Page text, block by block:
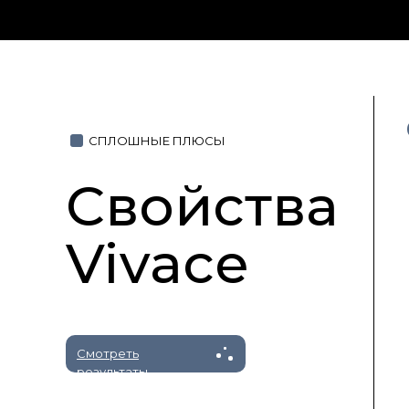
СПЛОШНЫЕ ПЛЮСЫ
Свойства
Vivace
Смотреть
результаты